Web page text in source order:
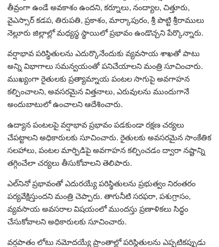
తీవ్రంగా ఉండే అవకాశం ఉందని, కర్నూలు, నంద్యాల, చిత్తూరు,
వైఎస్సార్‌ కడప, తిరుపతి, ప్రకాశం, మార్కాపురం, శ్రీ పొట్టి శ్రీరాములు
నెల్లూరు జిల్లాల్లో మధ్యస్థ స్థాయిలో ప్రభావం ఉండొచ్చని పేర్కొన్నారు.
వర్షాభావ పరిస్థితులను ఎదుర్కొనేందుకు వ్యవసాయ శాఖతో పాటు
అన్ని విభాగాలు సమన్వయంతో పనిచేయాలని మంత్రి సూచించారు.
ముఖ్యంగా రైతులకు ప్రత్యామ్నాయ పంటల సాగుపై అవగాహన
కల్పించాలని, అవసరమైన విత్తనాలు, ఎరువులను ముందుగానే
అందుబాటులో ఉంచాలని ఆదేశించారు.
ఉద్యాన పంటలపై వర్షాభావ ప్రభావం పడకుండా రక్షణ చర్యలు
చేపట్టాలని అధికారులకు సూచించారు. రైతులకు అవసరమైన సాంకేతిక
సలహాలు, పంటల మార్పిడిపై అవగాహన కల్పించడం ద్వారా నష్టాన్ని
తగ్గించేలా చర్యలు తీసుకోవాలని తెలిపారు.
ఎల్‌నినో ప్రభావంతో ఎదురయ్యే పరిస్థితులను ప్రభుత్వం నిరంతరం
పర్యవేక్షిస్తుందని మంత్రి చెప్పారు. తాగునీటి సరఫరా, పశుగ్రాసం,
వ్యవసాయ అవసరాల విషయంలో ముందస్తు ప్రణాళికలు సిద్ధం
చేసుకోవాలని అధికారులకు సూచించారు.
వర్షపాతం లోటు నమోదయ్యే ప్రాంతాల్లో పరిస్థితులను ఎప్పటికప్పుడు